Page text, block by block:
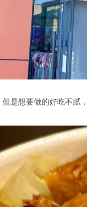
想要做的好吃不腻，